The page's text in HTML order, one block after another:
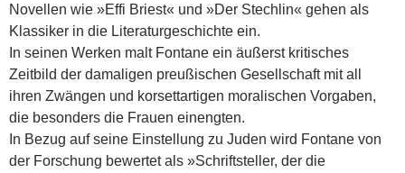
Novellen wie »Effi Briest« und »Der Stechlin« gehen als
Klassiker in die Literaturgeschichte ein.
In seinen Werken malt Fontane ein äußerst kritisches
Zeitbild der damaligen preußischen Gesellschaft mit all
ihren Zwängen und korsettartigen moralischen Vorgaben,
die besonders die Frauen einengten.
In Bezug auf seine Einstellung zu Juden wird Fontane von
der Forschung bewertet als »Schriftsteller, der die